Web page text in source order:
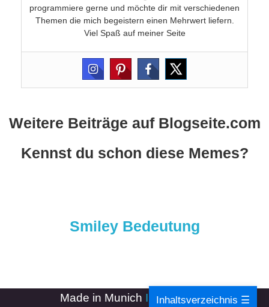
programmiere gerne und möchte dir mit verschiedenen
Themen die mich begeistern einen Mehrwert liefern.
Viel Spaß auf meiner Seite
Weitere Beiträge auf Blogseite.com
Kennst du schon diese Memes?
Smiley Bedeutung
Made in Munich Impressum-
Inhaltsverzeichnis ☰